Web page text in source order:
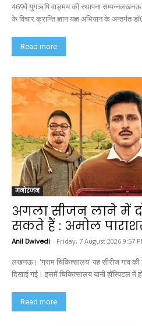
469वें युगऋषि वाङ्मय की स्थापना
के विचार क्रान्ति ज्ञान यज्ञ अभियान के अन्तर्गत
Read more
मनोरंजन
अगला सीजन लाने में
सकते हैं : अमोल
Anil Dwivedi - Friday, 7 August 2026 9:57
लखनऊ। 'ग्राम चिकित्सालय' यह सीरीज गांव
दिखाई गई। इसमें चिकित्सालय यानी हॉस्पिटल में
Read more